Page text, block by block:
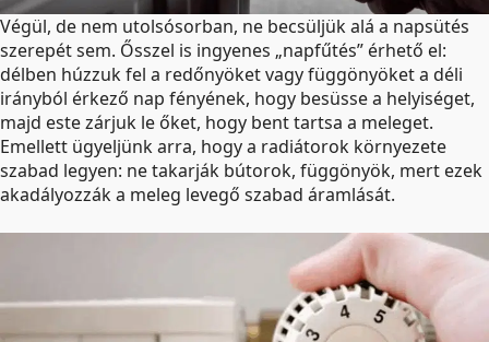
Végül, de nem utolsósorban, ne becsüljük alá a napsütés
szerepét sem. Ősszel is ingyenes „napfűtés” érhető el:
délben húzzuk fel a redőnyöket vagy függönyöket a déli
irányból érkező nap fényének, hogy besüsse a helyiséget,
majd este zárjuk le őket, hogy bent tartsa a meleget.
Emellett ügyeljünk arra, hogy a radiátorok környezete
szabad legyen: ne takarják bútorok, függönyök, mert ezek
akadályozzák a meleg levegő szabad áramlását.